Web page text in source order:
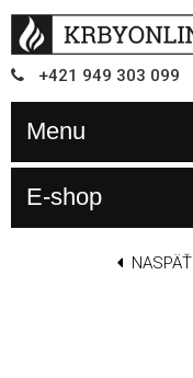
+421 949 303 099
Menu
E-shop
NASPÄŤ